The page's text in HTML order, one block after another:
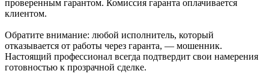
проверенным гарантом. Комиссия гаранта оплачивается
клиентом.
Обратите внимание: любой исполнитель, который
отказывается от работы через гаранта, — мошенник.
Настоящий профессионал всегда подтвердит свои намерения
готовностью к прозрачной сделке.